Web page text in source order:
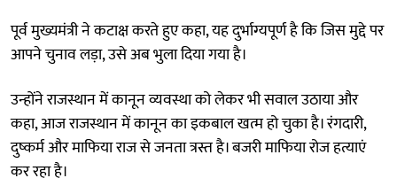
पूर्व मुख्यमंत्री ने कटाक्ष करते हुए कहा, यह दुर्भाग्यपूर्ण है कि जिस मुद्दे पर
आपने चुनाव लड़ा, उसे अब भुला दिया गया है।
उन्होंने राजस्थान में कानून व्यवस्था को लेकर भी सवाल उठाया और
कहा, आज राजस्थान में कानून का इकबाल खत्म हो चुका है। रंगदारी,
दुष्कर्म और माफिया राज से जनता त्रस्त है। बजरी माफिया रोज हत्याएं
कर रहा है।